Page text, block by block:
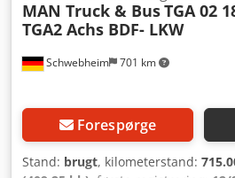
Schwebheim 701 km
MAN Truck & BusTGA 02
TGA2 Achs BDF- LKW
Forespørge
Stand: brugt, kilometerstand: